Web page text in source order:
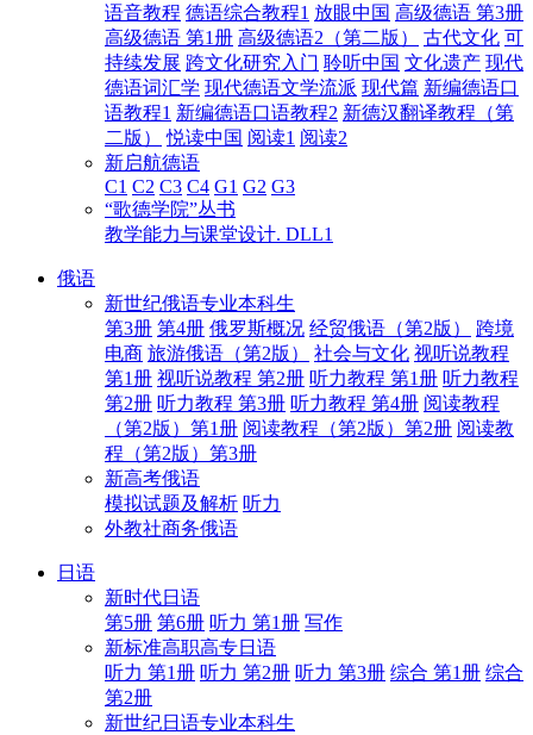
语音教程 德语综合教程1 放眼中国 高级德语 第3册
高级德语 第1册 高级德语2（第二版） 古代文化 可
持续发展 跨文化研究入门 聆听中国 文化遗产 现代
德语词汇学 现代德语文学流派 现代篇 新编德语口
语教程1 新编德语口语教程2 新德汉翻译教程（第
二版）
悦读中国 阅读1 阅读2
新启航德语
C1 C2 C3 C4 G1 G2 G3
“歌德学院”丛书
教学能力与课堂设计. DLL1
俄语
新世纪俄语专业本科生
第3册 第4册 俄罗斯概况 经贸俄语（第2版）
跨境
电商 旅游俄语（第2版） 社会与文化 视听说教程
第1册 视听说教程 第2册 听力教程 第1册 听力教程
第2册 听力教程 第3册 听力教程 第4册 阅读教程
（第2版）第1册 阅读教程（第2版）第2册 阅读教
程（第2版）第3册
新高考俄语
模拟试题及解析 听力
外教社商务俄语
日语
新时代日语
第5册 第6册 听力 第1册 写作
新标准高职高专日语
听力 第1册 听力 第2册 听力 第3册 综合 第1册 综合
第2册
新世纪日语专业本科生